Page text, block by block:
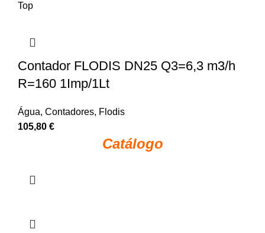
Top
Contador FLODIS DN25 Q3=6,3 m3/h
R=160 1Imp/1Lt
Água, Contadores, Flodis
105,80 €
Catálogo